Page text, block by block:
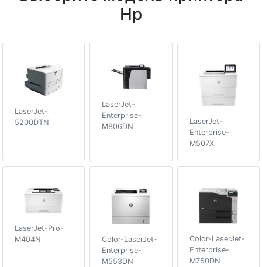
Hp
LaserJet-
5200DTN
LaserJet-
Enterprise-
M806DN
LaserJet-
Enterprise-
M507X
LaserJet-Pro-
M404N
Color-LaserJet-
Enterprise-
M553DN
Color-LaserJet-
Enterprise-
M750DN